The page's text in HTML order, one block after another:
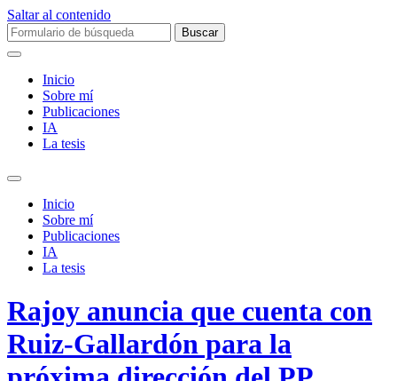
Saltar al contenido
Buscar:
Inicio
Sobre mí­
Publicaciones
IA
La tesis
Alternar
campo
búsqueda
Inicio
Sobre mí­
Publicaciones
IA
La tesis
Rajoy anuncia que cuenta con
Ruiz-Gallardón para la